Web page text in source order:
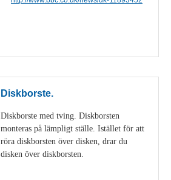
Diskborste.
Diskborste med tving. Diskborsten
monteras på lämpligt ställe. Istället för att
röra diskborsten över disken, drar du
disken över diskborsten.